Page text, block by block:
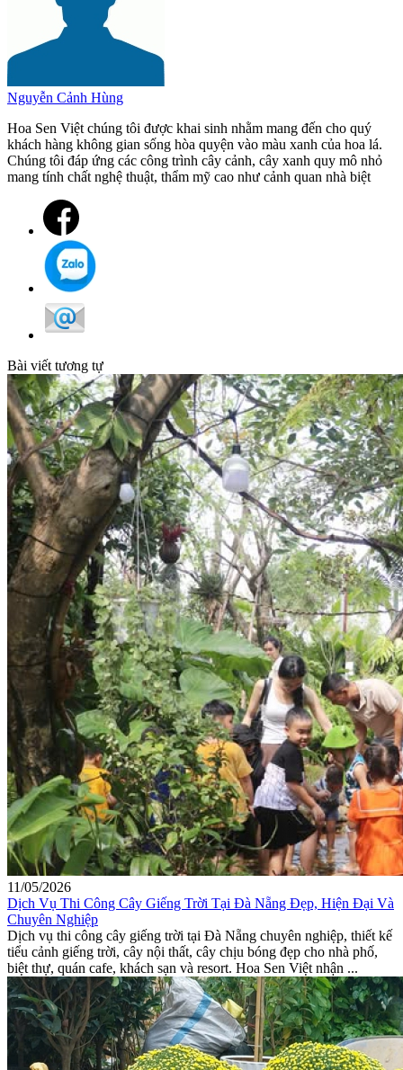
Nguyễn Cảnh Hùng
Hoa Sen Việt chúng tôi được khai sinh nhằm mang đến cho quý
khách hàng không gian sống hòa quyện vào màu xanh của hoa lá.
Chúng tôi đáp ứng các công trình cây cảnh, cây xanh quy mô nhỏ
mang tính chất nghệ thuật, thẩm mỹ cao như cảnh quan nhà biệt
Bài viết tương tự
11/05/2026
Dịch Vụ Thi Công Cây Giếng Trời Tại Đà Nẵng Đẹp, Hiện Đại Và
Chuyên Nghiệp
Dịch vụ thi công cây giếng trời tại Đà Nẵng chuyên nghiệp, thiết kế
tiểu cảnh giếng trời, cây nội thất, cây chịu bóng đẹp cho nhà phố,
biệt thự, quán cafe, khách sạn và resort. Hoa Sen Việt nhận ...